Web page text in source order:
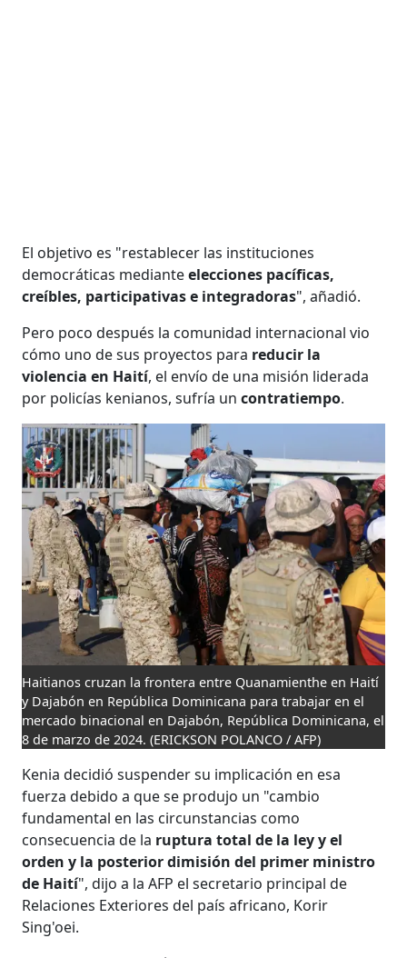
El objetivo es "restablecer las instituciones
democráticas medianteelecciones pacíficas,
creíbles, participativas e integradoras", añadió.
Pero poco después la comunidad internacional vio
cómo uno de sus proyectos para reducir la
violencia en Haití, el envío de una misión liderada
por policías kenianos, sufría uncontratiempo.
Haitianos cruzan la frontera entre Quanamienthe en Haití
y Dajabón en República Dominicana para trabajar en el
mercado binacional en Dajabón, República Dominicana, el
8 de marzo de 2024. (ERICKSON POLANCO / AFP)
Kenia decidió suspender su implicación en esa
fuerza debido a que se produjo un "cambio
fundamental en las circunstancias como
consecuencia de la ruptura total de la ley y el
orden y la posterior dimisión del primer ministro
de Haití", dijo a la AFP el secretario principal de
Relaciones Exteriores del país africano, Korir
Sing'oei.